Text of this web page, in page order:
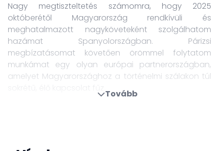
Nagy megtiszteltetés számomra, hogy 2025
októberétől Magyarország rendkívüli és
meghatalmazott nagyköveteként szolgálhatom
hazámat Spanyolországban. Párizsi
megbízatásomat követően örömmel folytatom
munkámat egy olyan európai partnerországban,
amelyet Magyarországhoz a történelmi szálakon túl
bővítését, támogassa az üzleti együttműködéseket,
Tovább